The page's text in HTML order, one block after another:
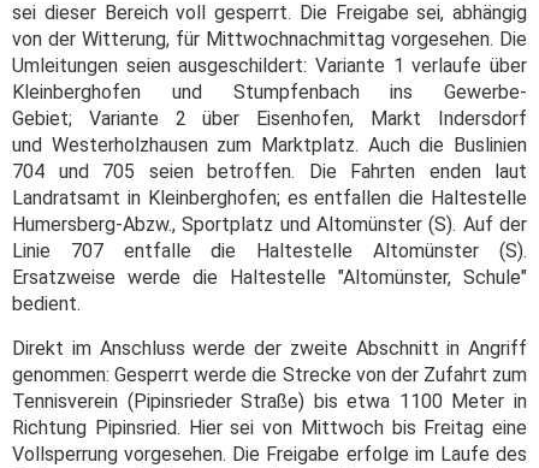
sei dieser Bereich voll gesperrt. Die Freigabe sei, abhängig
von der Witterung, für Mittwochnachmittag vorgesehen. Die
Umleitungen seien ausgeschildert: Variante 1 verlaufe über
Kleinberghofen und Stumpfenbach ins Gewerbe-
Gebiet; Variante 2 über Eisenhofen, Markt Indersdorf
und Westerholzhausen zum Marktplatz. Auch die Buslinien
704 und 705 seien betroffen. Die Fahrten enden laut
Landratsamt in Kleinberghofen; es entfallen die Haltestelle
Humersberg-Abzw., Sportplatz und Altomünster (S). Auf der
Linie 707 entfalle die Haltestelle Altomünster (S).
Ersatzweise werde die Haltestelle "Altomünster, Schule"
bedient.
Direkt im Anschluss werde der zweite Abschnitt in Angriff
genommen: Gesperrt werde die Strecke von der Zufahrt zum
Tennisverein (Pipinsrieder Straße) bis etwa 1100 Meter in
Richtung Pipinsried. Hier sei von Mittwoch bis Freitag eine
Vollsperrung vorgesehen. Die Freigabe erfolge im Laufe des